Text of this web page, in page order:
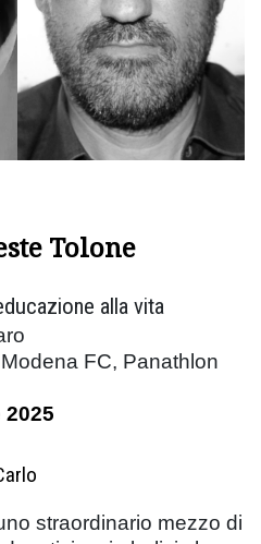
Tolone
alla vita
FC, Panathlon
2025
straordinario mezzo di